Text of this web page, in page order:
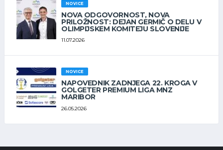
NOVICE
NOVA ODGOVORNOST, NOVA
PRILOŽNOST: DEJAN GERMIČ O DELU V
OLIMPIJSKEM KOMITEJU SLOVENIJE
11.07.2026
NOVICE
NAPOVEDNIK ZADNJEGA 22. KROGA V
GOLGETER PREMIUM LIGA MNZ
MARIBOR
26.05.2026